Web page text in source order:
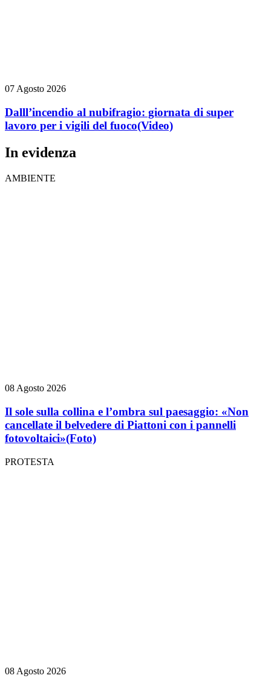
07 Agosto 2026
Dalll’incendio al nubifragio: giornata di super
lavoro per i vigili del fuoco(Video)
In evidenza
AMBIENTE
08 Agosto 2026
Il sole sulla collina e l’ombra sul paesaggio: «Non
cancellate il belvedere di Piattoni con i pannelli
fotovoltaici»(Foto)
PROTESTA
08 Agosto 2026